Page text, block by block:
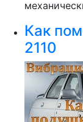
Как
2110